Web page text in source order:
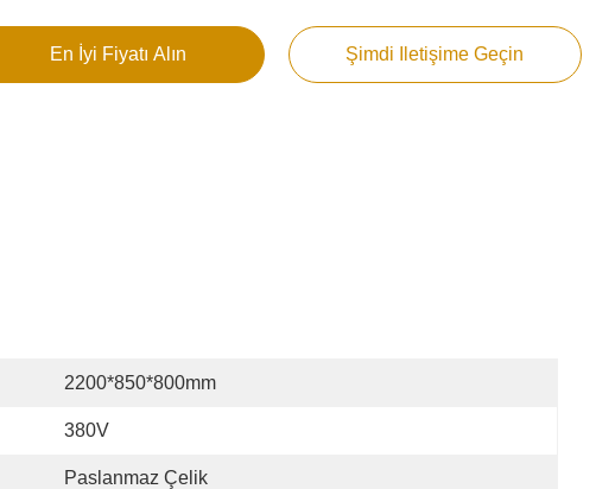
En İyi Fiyatı Alın Şimdi Iletişime Geçin
2200*850*800mm
380V
Paslanmaz Çelik